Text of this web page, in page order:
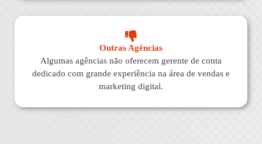
Outras Agências
Algumas agências não oferecem gerente de conta
dedicado com grande experiência na área de vendas e
marketing digital.